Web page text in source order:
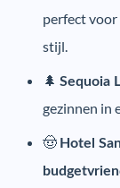
perfect voor
stijl.
🌲 Sequoia
gezinnen in
🤠 Hotel